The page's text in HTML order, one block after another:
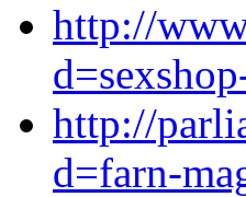
http://
http://
d=farn-